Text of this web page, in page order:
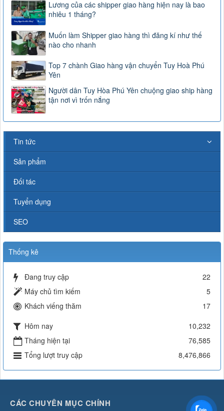
Lương của các shipper giao hàng hiện nay là bao
nhiêu 1 tháng?
Muốn làm Shipper giao hàng thì đăng kí như thế
nào cho nhanh
Top 7 chành Giao hàng vận chuyển Tuy Hoà Phú
Yên
Người dân Tuy Hòa Phú Yên chuộng giao ship hàng
tận nơi vì trốn nắng
Tin tức
Sản phẩm
Đối tác
Tuyển dụng
SEO
Thống kê
Đang truy cập
22
Máy chủ tìm kiếm
5
Khách viếng thăm
17
Hôm nay
10,232
Tháng hiện tại
76,585
Tổng lượt truy cập
8,476,866
CÁC CHUYÊN MỤC CHÍNH